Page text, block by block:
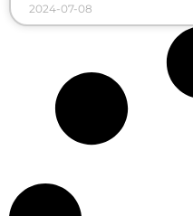
2024-07-08